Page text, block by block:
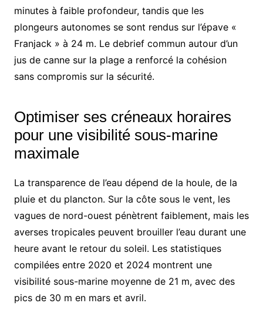
minutes à faible profondeur, tandis que les
plongeurs autonomes se sont rendus sur l’épave «
Franjack » à 24 m. Le debrief commun autour d’un
jus de canne sur la plage a renforcé la cohésion
sans compromis sur la sécurité.
Optimiser ses créneaux horaires
pour une visibilité sous-marine
maximale
La transparence de l’eau dépend de la houle, de la
pluie et du plancton. Sur la côte sous le vent, les
vagues de nord-ouest pénètrent faiblement, mais les
averses tropicales peuvent brouiller l’eau durant une
heure avant le retour du soleil. Les statistiques
compilées entre 2020 et 2024 montrent une
visibilité sous-marine moyenne de 21 m, avec des
pics de 30 m en mars et avril.